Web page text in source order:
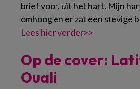
brief voor, uit het hart. Mijn
omhoog en er zat een stevige
Lees hier verder>>
Op de cover:
Ouali